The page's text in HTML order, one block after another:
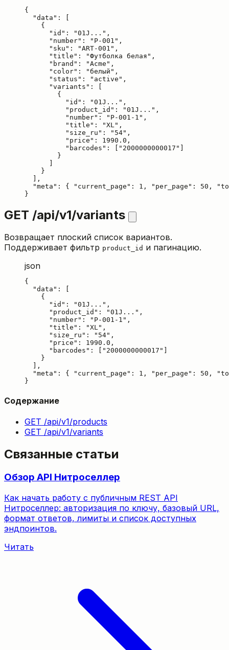
{
  "data": [
    {
      "id": "01J...",
      "number": "P-001",
      "sku": "ART-001",
      "title": "Футболка белая",
      "brand": "Acme",
      "color": "белый",
      "status": "active",
      "variants": [
        {
          "id": "01J...",
          "product_id": "01J...",
          "number": "P-001-1",
          "title": "XL",
          "size_ru": "54",
          "price": 1990.0,
          "barcodes": ["2000000000017"]
        }
      ]
    }
  ],
"meta": { "current_page": 1, "per_page": 50,
}
GET /api/v1/variants
Возвращает плоский список вариантов.
Поддерживает фильтр product_id и пагинацию.
json
{
  "data": [
    {
      "id": "01J...",
      "product_id": "01J...",
      "number": "P-001-1",
      "title": "XL",
      "size_ru": "54",
      "price": 1990.0,
      "barcodes": ["2000000000017"]
    }
  ],
"meta": { "current_page": 1, "per_page": 50,
}
Содержание
GET /api/v1/products
GET /api/v1/variants
Связанные статьи
Обзор API Нитроселлер
Как начать работу с публичным REST API
Нитроселлер: авторизация по ключу, базовый URL,
формат ответов, лимиты и список доступных
эндпоинтов.
Читать